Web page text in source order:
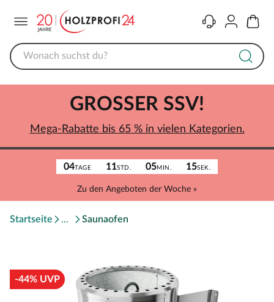
KontaktKonto
04TAGE 11STD. 05MIN. 15SEK.
Zu den Angeboten der Woche »
GROSSER SSV!
Mega-Rabatte bis 65 % in vielen Kategorien.
Startseite Saunaofen
-44% UVP